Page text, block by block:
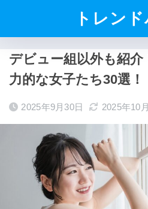
トレン
デビュー組以外も紹
力的な女子たち30選！
2025年9月30日 2025年10